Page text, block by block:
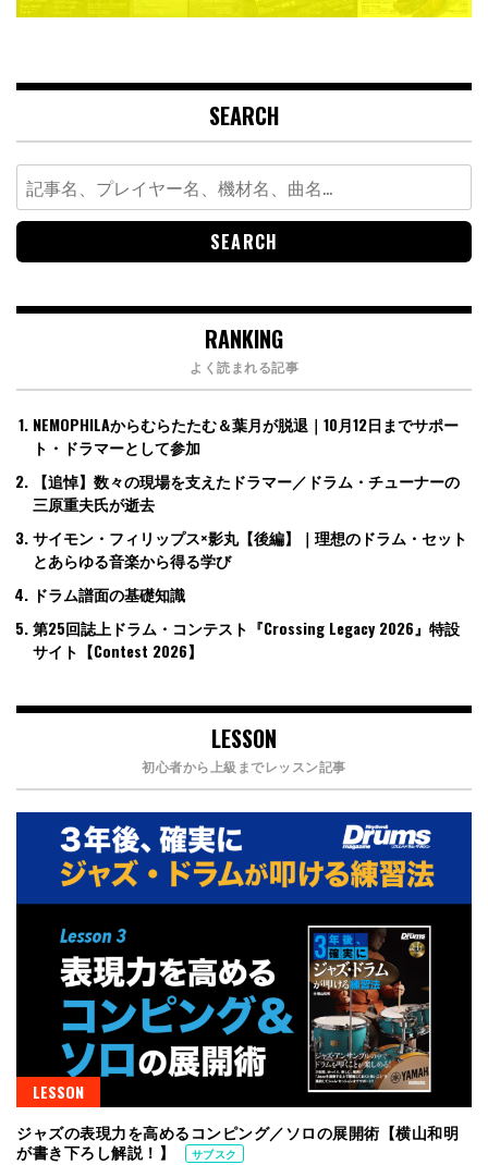
SEARCH
Search
for:
RANKING
よく読まれる記事
NEMOPHILAからむらたたむ＆葉月が脱退｜10月12日までサポー
ト・ドラマーとして参加
【追悼】数々の現場を支えたドラマー／ドラム・チューナーの
三原重夫氏が逝去
サイモン・フィリップス×影丸【後編】｜理想のドラム・セット
とあらゆる音楽から得る学び
ドラム譜面の基礎知識
第25回誌上ドラム・コンテスト『Crossing Legacy 2026』特設
サイト【Contest 2026】
LESSON
初心者から上級までレッスン記事
LESSON
ジャズの表現力を高めるコンピング／ソロの展開術【横山和明
が書き下ろし解説！】
サブスク